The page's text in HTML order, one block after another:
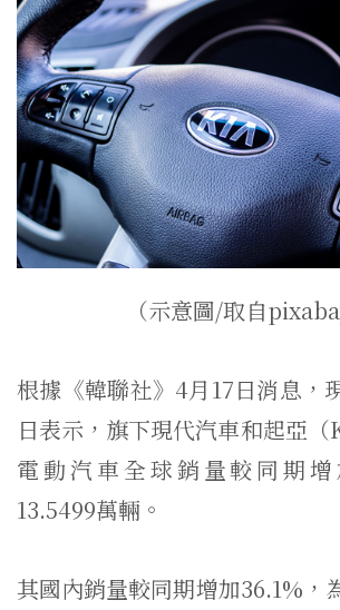
（示意圖/取自
根據《韓聯社》4月17日消息，
日表示，旗下現代汽車和起亞
電動汽車全球銷量較同期增
13.5499萬輛。
其國內銷量較同期增加36.1%，